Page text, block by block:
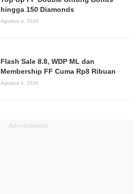
hingga 150 Diamonds
Agustus 4, 2026
Flash Sale 8.8, WDP ML dan
Membership FF Cuma Rp8 Ribuan
Agustus 4, 2026
Advertisements